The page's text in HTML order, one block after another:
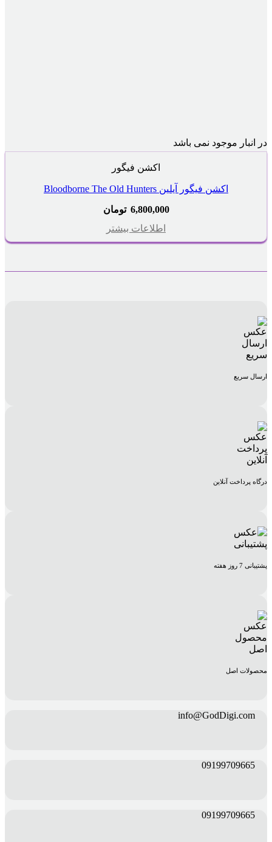
در انبار موجود نمی باشد
اکشن فیگور
اکشن فیگور آیلین Bloodborne The Old Hunters
6,800,000 تومان
اطلاعات بیشتر
ارسال سریع
درگاه پرداخت آنلاین
پشتیبانی 7 روز هفته
محصولات اصل
info@GodDigi.com
09199709665
09199709665